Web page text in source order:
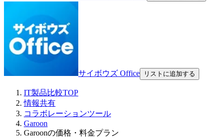
サイボウズ Office リストに追加する
IT製品比較TOP
情報共有
コラボレーションツール
Garoon
Garoonの価格・料金プラン